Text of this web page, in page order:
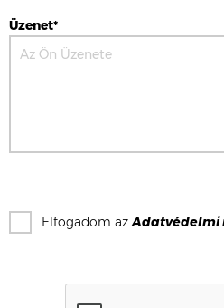
Üzenet*
Elfogadom azAdatvédelmi